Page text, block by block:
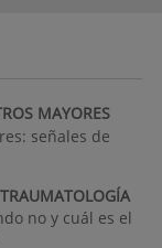
MAYORES
señales de
no y cuál es el